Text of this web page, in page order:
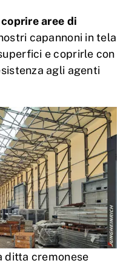
coprire aree di
capannoni in tela
e coprirle con
agli agenti
ditta cremonese